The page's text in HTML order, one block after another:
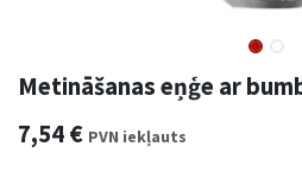
Metināšanas eņģe ar
7,54€ PVN iekļauts